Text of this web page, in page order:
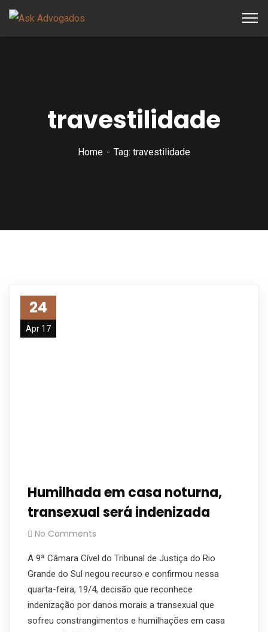
travestilidade
Home Tag: travestilidade
24
Apr 17
Humilhada em casa noturna,
transexual será indenizada
No Comments
A 9ª Câmara Cível do Tribunal de Justiça do Rio
Grande do Sul negou recurso e confirmou nessa
quarta-feira, 19/4, decisão que reconhece
indenização por danos morais a transexual que
sofreu constrangimentos e humilhações em casa